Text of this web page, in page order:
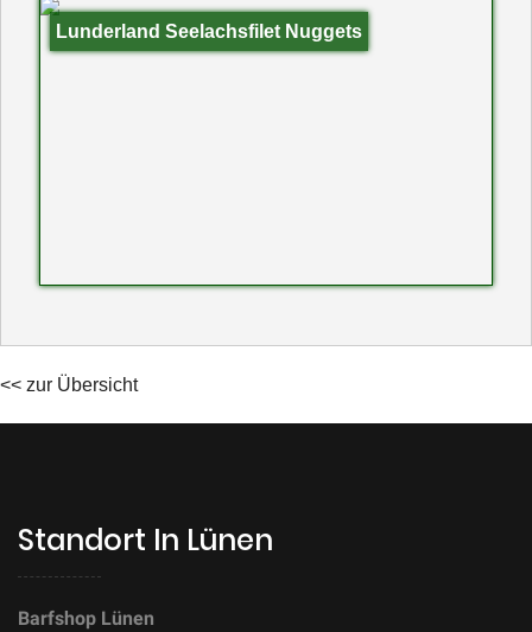
Lunderland Seelachsfilet Nuggets
<< zur Übersicht
Standort In Lünen
Barfshop Lünen